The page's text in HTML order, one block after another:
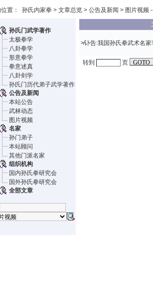
置： 孙氏内家拳 > 文章总览 > 公告及新闻 > 图片视频
孙氏门武学著作
太极拳学
八卦拳学
形意拳学
拳意述真
八卦剑学
孙氏门历代弟子武学著作
公告及新闻
本站公告
武林动态
图片视频
名家
孙门弟子
本站顾问
其他门派名家
组织机构
国内孙氏拳研究会
国外孙氏拳研究会
全部文章
≯讣告:我国孙氏拳武术名
转到 页